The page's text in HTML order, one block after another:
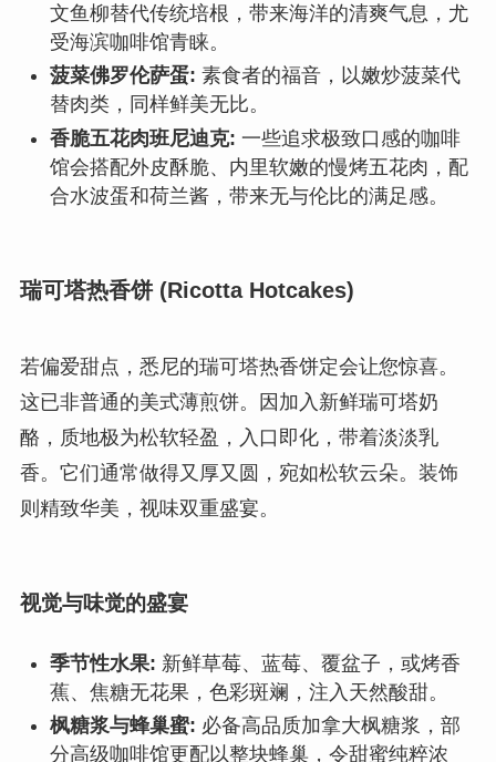
文鱼柳替代传统培根，带来海洋的清爽气息，尤
受海滨咖啡馆青睐。
菠菜佛罗伦萨蛋: 素食者的福音，以嫩炒菠菜代
替肉类，同样鲜美无比。
香脆五花肉班尼迪克: 一些追求极致口感的咖啡
馆会搭配外皮酥脆、内里软嫩的慢烤五花肉，配
合水波蛋和荷兰酱，带来无与伦比的满足感。
瑞可塔热香饼 (Ricotta Hotcakes)
若偏爱甜点，悉尼的瑞可塔热香饼定会让您惊喜。
这已非普通的美式薄煎饼。因加入新鲜瑞可塔奶
酪，质地极为松软轻盈，入口即化，带着淡淡乳
香。它们通常做得又厚又圆，宛如松软云朵。装饰
则精致华美，视味双重盛宴。
视觉与味觉的盛宴
季节性水果: 新鲜草莓、蓝莓、覆盆子，或烤香
蕉、焦糖无花果，色彩斑斓，注入天然酸甜。
枫糖浆与蜂巢蜜: 必备高品质加拿大枫糖浆，部
分高级咖啡馆更配以整块蜂巢，令甜蜜纯粹浓